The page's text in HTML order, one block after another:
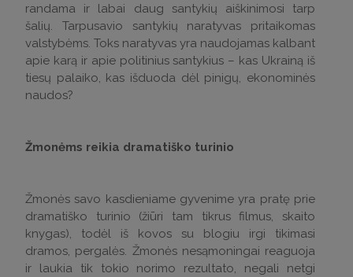
randama ir labai daug santykių aiškinimosi tarp
šalių. Tarpusavio santykių naratyvas pritaikomas
valstybėms. Toks naratyvas yra naudojamas kalbant
apie karą ir apie politinius santykius – kas Ukrainą iš
tiesų palaiko, kas išduoda dėl pinigų, ekonominės
naudos?
Žmonėms reikia dramatiško turinio
Žmonės savo kasdieniame gyvenime yra pratę prie
dramatiško turinio (žiūri tam tikrus filmus, skaito
knygas), todėl iš kovos su blogiu irgi tikimasi
dramos, pergalės. Žmonės nesąmoningai reaguoja
ir laukia tik tokio norimo rezultato, negali netgi